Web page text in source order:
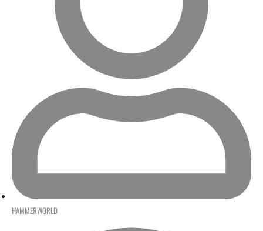
HAMMERWORLD